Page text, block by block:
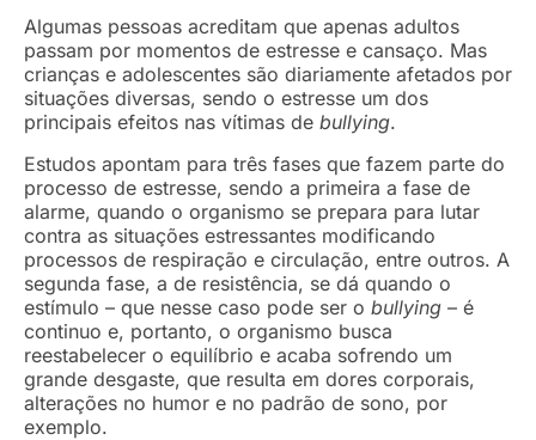
Algumas pessoas acreditam que apenas adultos
passam por momentos de estresse e cansaço. Mas
crianças e adolescentes são diariamente afetados por
situações diversas, sendo o estresse um dos
principais efeitos nas vítimas de bullying.
Estudos apontam para três fases que fazem parte do
processo de estresse, sendo a primeira a fase de
alarme, quando o organismo se prepara para lutar
contra as situações estressantes modificando
processos de respiração e circulação, entre outros. A
segunda fase, a de resistência, se dá quando o
estímulo – que nesse caso pode ser o bullying – é
continuo e, portanto, o organismo busca
reestabelecer o equilíbrio e acaba sofrendo um
grande desgaste, que resulta em dores corporais,
alterações no humor e no padrão de sono, por
exemplo.